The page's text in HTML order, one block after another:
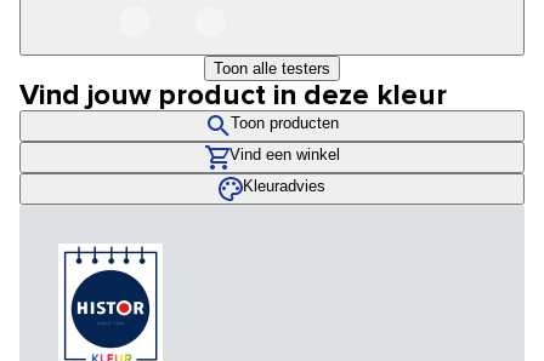
Toon alle testers
Vind jouw product in deze kleur
Toon producten
Vind een winkel
Kleuradvies